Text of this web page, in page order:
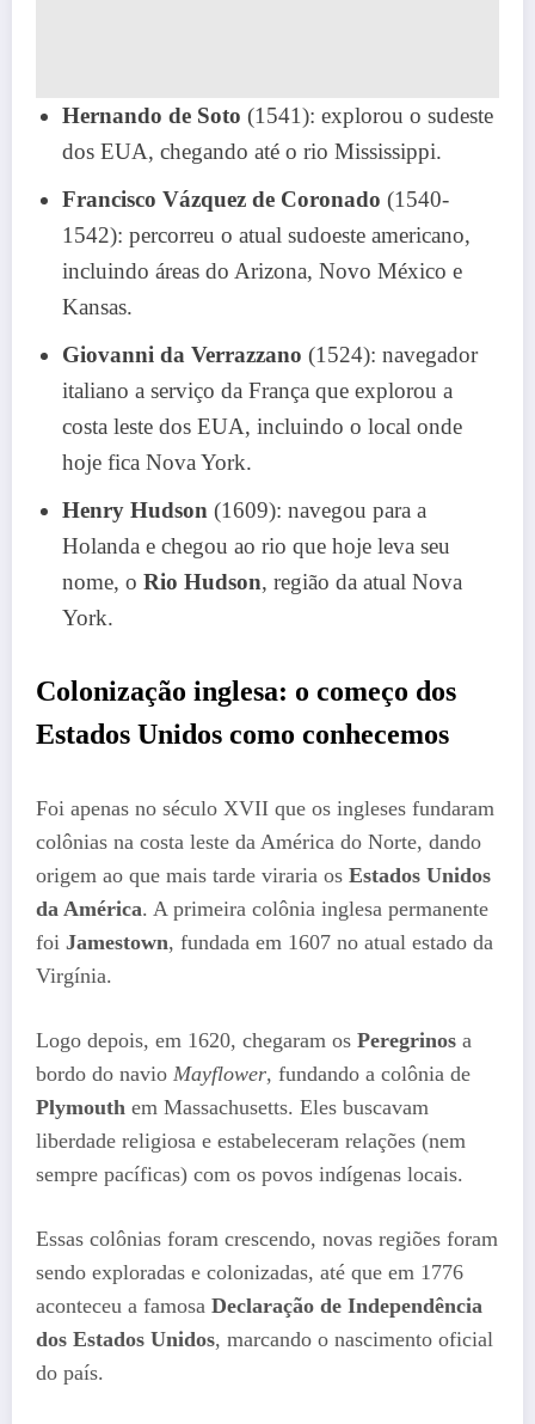
Hernando de Soto (1541): explorou o sudeste
dos EUA, chegando até o rio Mississippi.
Francisco Vázquez de Coronado (1540-
1542): percorreu o atual sudoeste americano,
incluindo áreas do Arizona, Novo México e
Kansas.
Giovanni da Verrazzano (1524): navegador
italiano a serviço da França que explorou a
costa leste dos EUA, incluindo o local onde
hoje fica Nova York.
Henry Hudson (1609): navegou para a
Holanda e chegou ao rio que hoje leva seu
nome, o Rio Hudson, região da atual Nova
York.
Colonização inglesa: o começo dos
Estados Unidos como conhecemos
Foi apenas no século XVII que os ingleses fundaram
colônias na costa leste da América do Norte, dando
origem ao que mais tarde viraria os Estados Unidos
da América. A primeira colônia inglesa permanente
foi Jamestown, fundada em 1607 no atual estado da
Virgínia.
Logo depois, em 1620, chegaram os Peregrinos a
bordo do navio Mayflower, fundando a colônia de
Plymouth em Massachusetts. Eles buscavam
liberdade religiosa e estabeleceram relações (nem
sempre pacíficas) com os povos indígenas locais.
Essas colônias foram crescendo, novas regiões foram
sendo exploradas e colonizadas, até que em 1776
aconteceu a famosa Declaração de Independência
dos Estados Unidos, marcando o nascimento oficial
do país.